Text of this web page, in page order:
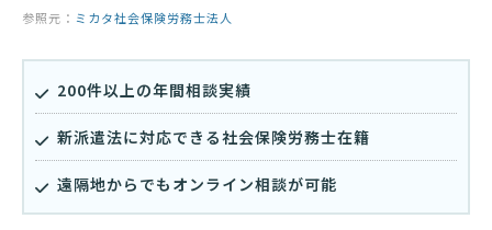
参照元： ミカタ社会保険労務士法人
200件以上の年間相談実績
新派遣法に対応できる社会保険労務士在籍
遠隔地からでもオンライン相談が可能